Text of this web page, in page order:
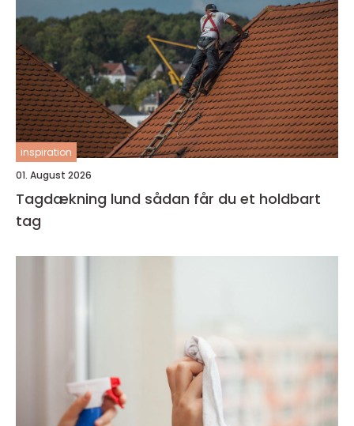
inspiration
01. August 2026
Tagdækning lund sådan får du et holdbart
tag